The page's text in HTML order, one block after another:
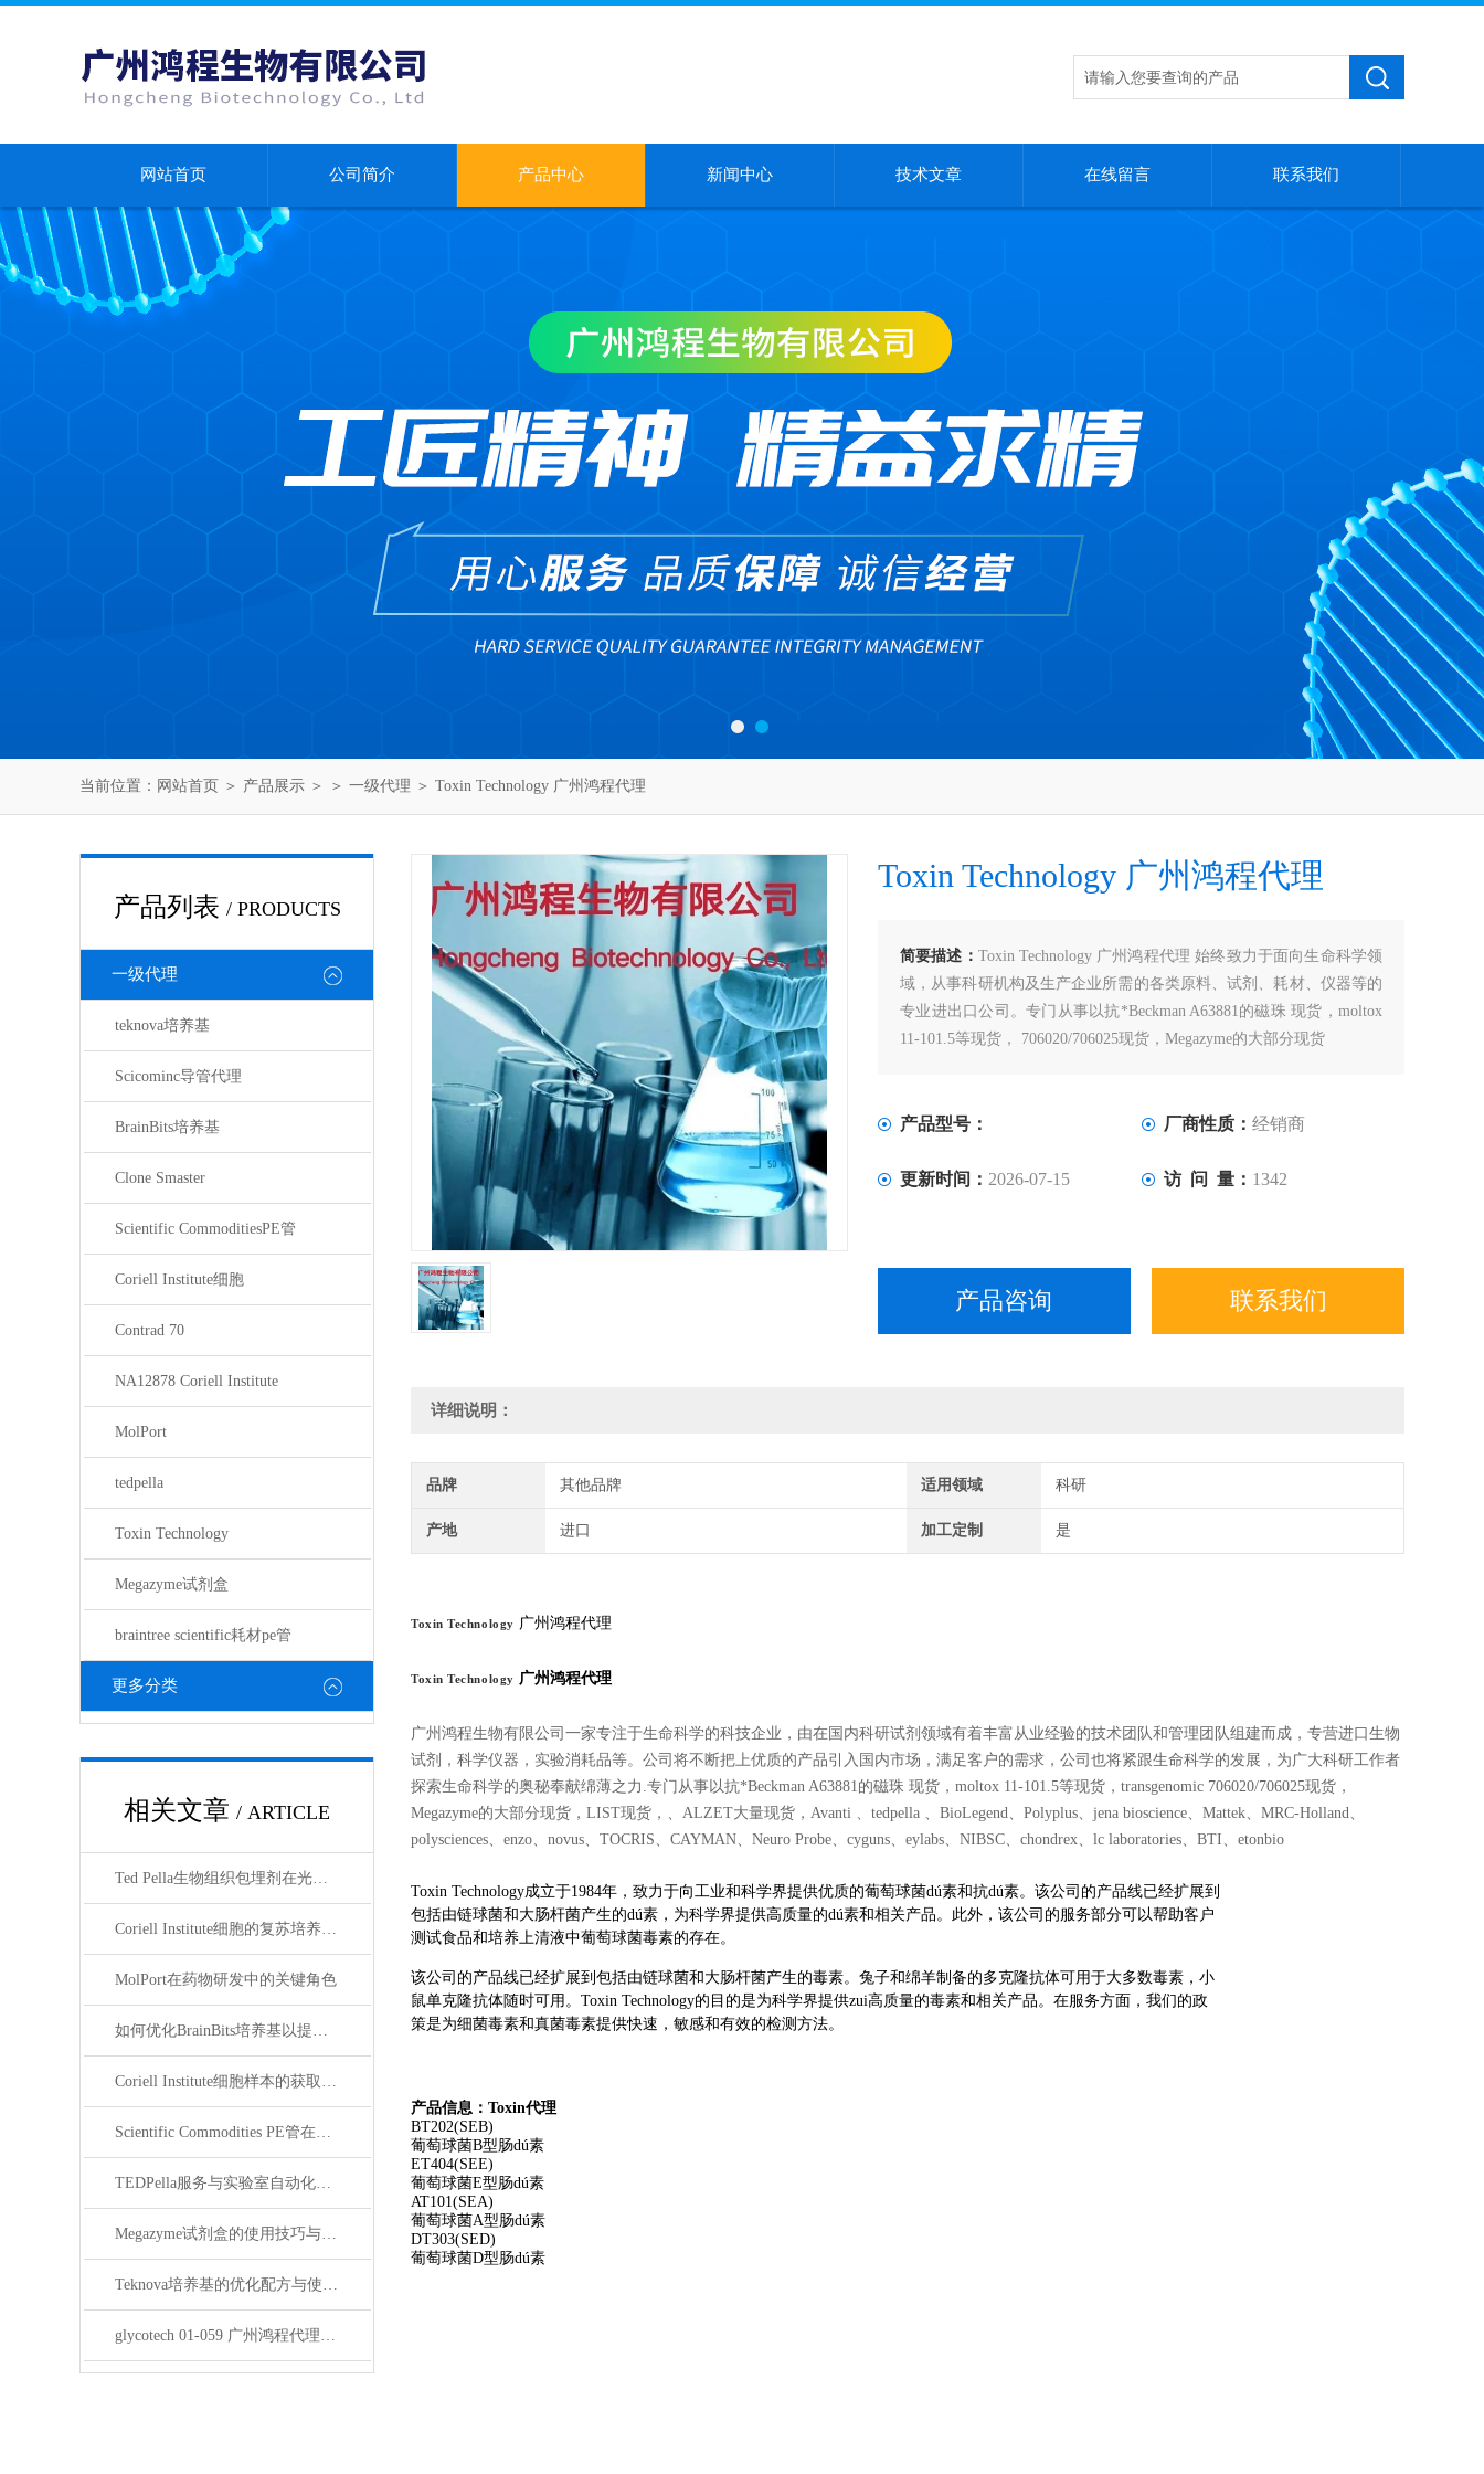
网站首页 公司简介 产品中心 新闻中心 技术文章 在线留言 联系我们
当前位置： 网站首页 ＞ 产品展示 ＞ ＞ 一级代理 ＞ Toxin Technology 广州鸿程代理
产品列表 / PRODUCTS
一级代理
teknova培养基
Scicominc导管代理
BrainBits培养基
Clone Smaster
Scientific CommoditiesPE管
Coriell Institute细胞
Contrad 70
NA12878 Coriell Institute
MolPort
tedpella
Toxin Technology
Megazyme试剂盒
braintree scientific耗材pe管
更多分类
相关文章 / ARTICLE
Ted Pella生物组织包埋剂在光镜与电镜联用技术中的应用
Coriell Institute细胞的复苏培养与质量控制规范
MolPort在药物研发中的关键角色
如何优化BrainBits培养基以提高实验效果？
Coriell Institute细胞样本的获取与应用指南
Scientific Commodities PE管在环保实验中的作用
TEDPella服务与实验室自动化设备的整合
Megazyme试剂盒的使用技巧与实验优化方法
Teknova培养基的优化配方与使用技巧
glycotech 01-059 广州鸿程代理：开启糖生物学研究新征程
Toxin Technology 广州鸿程代理
简要描述： Toxin Technology 广州鸿程代理 始终致力于面向生命科学领
域，从事科研机构及生产企业所需的各类原料、试剂、耗材、仪器等的
专业进出口公司。专门从事以抗*Beckman A63881的磁珠 现货，moltox
11-101.5等现货， 706020/706025现货，Megazyme的大部分现货
产品型号： 厂商性质： 经销商
更新时间： 2026-07-15 访 问 量： 1342
产品咨询 联系我们
详细说明：
品牌 其他品牌 适用领域 科研
产地 进口 加工定制 是
Toxin Technology 广州鸿程代理
Toxin Technology 广州鸿程代理
广州鸿程生物有限公司一家专注于生命科学的科技企业，由在国内科研试剂领域有着丰富从业经验的技术团队和管理团队组建而成，专营进口生物
试剂，科学仪器，实验消耗品等。公司将不断把上优质的产品引入国内市场，满足客户的需求，公司也将紧跟生命科学的发展，为广大科研工作者
探索生命科学的奥秘奉献绵薄之力.专门从事以抗*Beckman A63881的磁珠 现货，moltox 11-101.5等现货，transgenomic 706020/706025现货，
Megazyme的大部分现货，LIST现货，、ALZET大量现货，Avanti 、tedpella 、BioLegend、Polyplus、jena bioscience、Mattek、MRC-Holland、
polysciences、enzo、novus、TOCRIS、CAYMAN、Neuro Probe、cyguns、eylabs、NIBSC、chondrex、lc laboratories、BTI、etonbio
Toxin Technology成立于1984年，致力于向工业和科学界提供优质的葡萄球菌dú素和抗dú素。该公司的产品线已经扩展到
包括由链球菌和大肠杆菌产生的dú素，为科学界提供高质量的dú素和相关产品。此外，该公司的服务部分可以帮助客户
测试食品和培养上清液中葡萄球菌毒素的存在。
该公司的产品线已经扩展到包括由链球菌和大肠杆菌产生的毒素。兔子和绵羊制备的多克隆抗体可用于大多数毒素，小
鼠单克隆抗体随时可用。Toxin Technology的目的是为科学界提供zui高质量的毒素和相关产品。在服务方面，我们的政
策是为细菌毒素和真菌毒素提供快速，敏感和有效的检测方法。
产品信息： Toxin代理
BT202(SEB)
葡萄球菌B型肠dú素
ET404(SEE)
葡萄球菌E型肠dú素
AT101(SEA)
葡萄球菌A型肠dú素
DT303(SED)
葡萄球菌D型肠dú素